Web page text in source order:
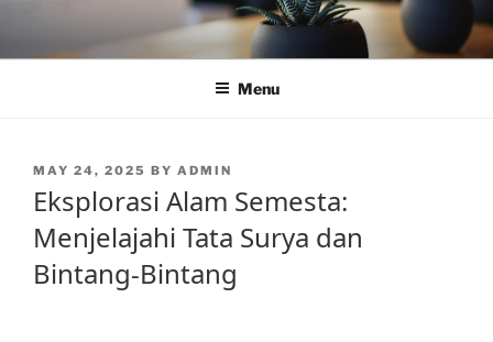
content
Menu
POSTED
ON
MAY 24, 2025 BY ADMIN
Eksplorasi Alam Semesta:
Menjelajahi Tata Surya dan
Bintang-Bintang